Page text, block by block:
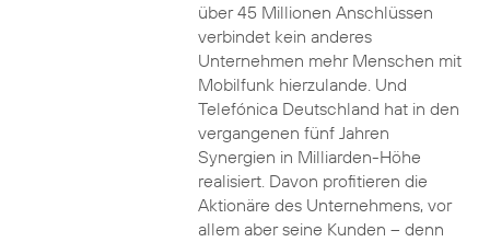
über 45 Millionen Anschlüssen
verbindet kein anderes
Unternehmen mehr Menschen mit
Mobilfunk hierzulande. Und
Telefónica Deutschland hat in den
vergangenen fünf Jahren
Synergien in Milliarden-Höhe
realisiert. Davon profitieren die
Aktionäre des Unternehmens, vor
allem aber seine Kunden – denn